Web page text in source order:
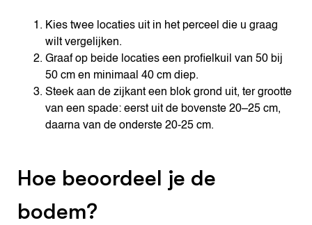
Kies twee locaties uit in het perceel die u graag
wilt vergelijken.
Graaf op beide locaties een profielkuil van 50 bij
50 cm en minimaal 40 cm diep.
Steek aan de zijkant een blok grond uit, ter grootte
van een spade: eerst uit de bovenste 20–25 cm,
daarna van de onderste 20-25 cm.
Hoe beoordeel je de
bodem?